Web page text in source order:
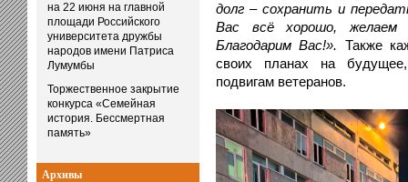
на 22 июня на главной
площади Российского
университета дружбы
народов имени Патриса
Лумумбы
Торжественное закрытие
конкурса «Семейная
история. Бессмертная
память»
Архивы
долг – сохранить и
Вас всё хорошо, желаем
Благодарим Вас!». Также
своих планах на
подвигам ветеранов.